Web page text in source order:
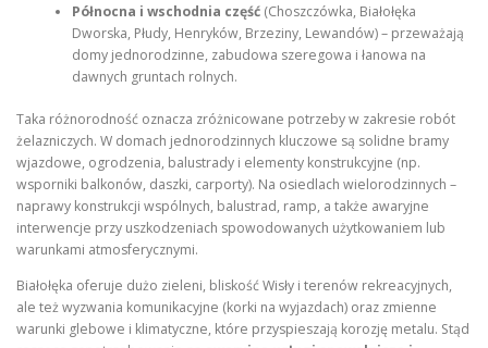
Północna i wschodnia część(Choszczówka, Białołęka
Dworska, Płudy, Henryków, Brzeziny, Lewandów) – przeważają
domy jednorodzinne, zabudowa szeregowa i łanowa na
dawnych gruntach rolnych.
Taka różnorodność oznacza zróżnicowane potrzeby w zakresie robót
żelazniczych. W domach jednorodzinnych kluczowe są solidne bramy
wjazdowe, ogrodzenia, balustrady i elementy konstrukcyjne (np.
wsporniki balkonów, daszki, carporty). Na osiedlach wielorodzinnych –
naprawy konstrukcji wspólnych, balustrad, ramp, a także awaryjne
interwencje przy uszkodzeniach spowodowanych użytkowaniem lub
warunkami atmosferycznymi.
Białołęka oferuje dużo zieleni, bliskość Wisły i terenów rekreacyjnych,
ale też wyzwania komunikacyjne (korki na wyjazdach) oraz zmienne
warunki glebowe i klimatyczne, które przyspieszają korozję metalu. Stąd